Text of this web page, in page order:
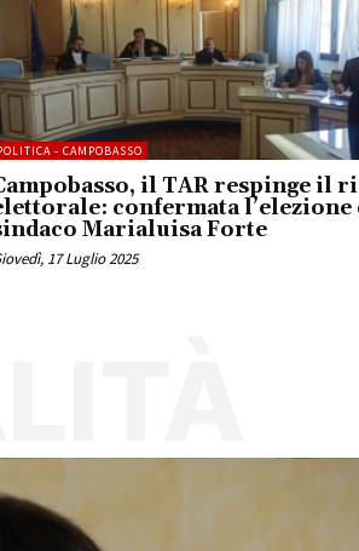
- CAMPOBASSO
il TAR respinge il
confermata l’elezione
Marialuisa Forte
17 Luglio 2025